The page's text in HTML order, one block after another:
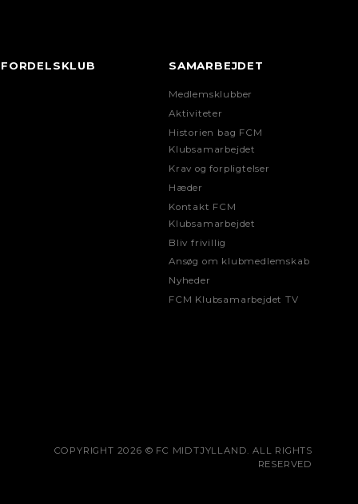
FORDELSKLUB SAMARBEJDET
Medlemsklubber
Aktiviteter
Historien bag FCM
Klubsamarbejdet
Krav og forpligtelser
Hæder
Kontakt FCM
Klubsamarbejdet
Bliv frivillig
Ansøg om klubmedlemskab
Nyheder
FCM Klubsamarbejdet TV
COPYRIGHT 2026 © FC MIDTJYLLAND. ALL RIGHTS
RESERVED